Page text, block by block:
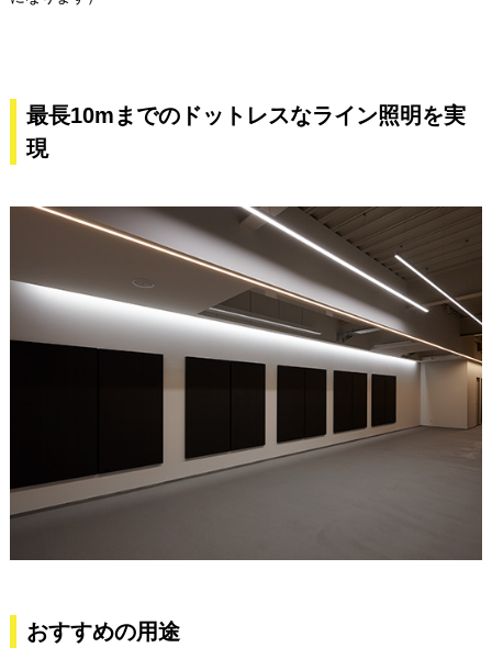
最長10mまでのドットレスなライン照明を実
現
おすすめの用途